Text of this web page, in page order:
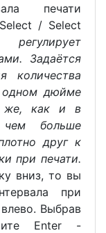
печати
/ Select
регулирует
Задаётся
количества
дюйме
же, как и в
больше
друг к
при печати.
вниз, то вы
при
Выбрав
Enter -